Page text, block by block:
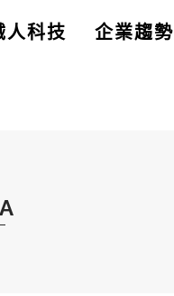
人科技 企業趨勢